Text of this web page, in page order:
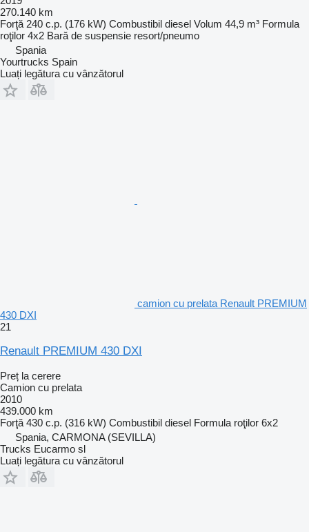
270.140 km
Forţă 240 c.p. (176 kW) Combustibil diesel Volum 44,9 m³ Formula
roţilor 4x2 Bară de suspensie resort/pneumo
Spania
Yourtrucks Spain
Luați legătura cu vânzătorul
camion cu prelata Renault PREMIUM
430 DXI
21
Renault PREMIUM 430 DXI
Preț la cerere
Camion cu prelata
2010
439.000 km
Forţă 430 c.p. (316 kW) Combustibil diesel Formula roţilor 6x2
Spania, CARMONA (SEVILLA)
Trucks Eucarmo sl
Luați legătura cu vânzătorul